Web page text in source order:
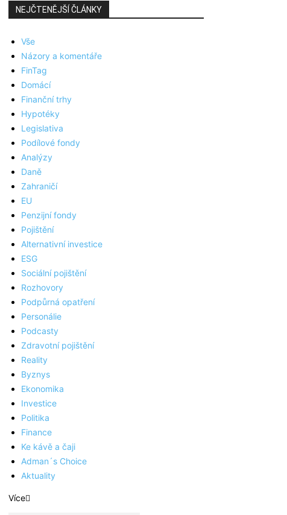
NEJČTENĚJŠÍ ČLÁNKY
Vše
Názory a komentáře
FinTag
Domácí
Finanční trhy
Hypotéky
Legislativa
Podílové fondy
Analýzy
Daně
Zahraničí
EU
Penzijní fondy
Pojištění
Alternativní investice
ESG
Sociální pojištění
Rozhovory
Podpůrná opatření
Personálie
Podcasty
Zdravotní pojištění
Reality
Byznys
Ekonomika
Investice
Politika
Finance
Ke kávě a čaji
Adman´s Choice
Aktuality
Více